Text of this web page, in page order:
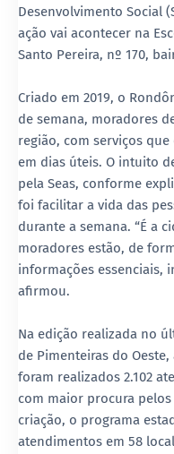
Desenvolvimento Social
ação vai acontecer na
Santo Pereira, nº 170,
Criado em 2019, o
de semana, moradores
região, com serviços
em dias úteis. O intuito
pela Seas, conforme
foi facilitar a vida das
durante a semana. “É a
moradores estão, de
informações essenciais,
afirmou.
Na edição realizada no
de Pimenteiras do
foram realizados 2.102
com maior procura
criação, o programa
atendimentos em 58